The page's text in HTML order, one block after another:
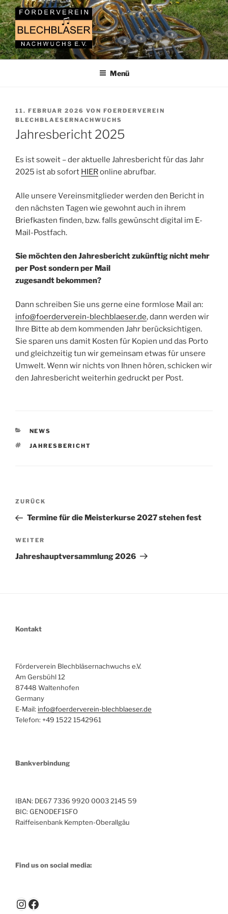
Zum
Inhalt
springen
FÖRDERVEREIN
BLECHBLÄSERNACHWUCHS
Gemeinnütziger Verein zur Förderung junger, talentierter
Menü
VERÖFFENTLICHT
AM
11. FEBRUAR 2026 VON FOERDERVEREIN
BLECHBLAESERNACHWUCHS
Jahresbericht 2025
Es ist soweit – der aktuelle Jahresbericht für das Jahr
2025 ist ab sofort HIERonline abrufbar.
Alle unsere Vereinsmitglieder werden den Bericht in
den nächsten Tagen wie gewohnt auch in ihrem
Briefkasten finden, bzw. falls gewünscht digital im E-
Mail-Postfach.
Sie möchten den Jahresbericht zukünftig nicht mehr
per Post sondern per Mail
zugesandt bekommen?
Dann schreiben Sie uns gerne eine formlose Mail an:
info@foerderverein-blechblaeser.de, dann werden wir
Ihre Bitte ab dem kommenden Jahr berücksichtigen.
Sie sparen uns damit Kosten für Kopien und das Porto
und gleichzeitig tun wir gemeinsam etwas für unsere
Umwelt. Wenn wir nichts von Ihnen hören, schicken wir
den Jahresbericht weiterhin gedruckt per Post.
KATEGORIEN
NEWS
SCHLAGWÖRTER
JAHRESBERICHT
Beitragsnavigation
Vorheriger
Beitrag
ZURÜCK
Termine für die Meisterkurse 2027 stehen fest
Nächster
Beitrag
WEITER
Jahreshauptversammlung 2026
Kontakt
Förderverein Blechbläsernachwuchs e.V.
Am Gersbühl 12
87448 Waltenhofen
Germany
E-Mail: info@foerderverein-blechblaeser.de
Telefon: +49 1522 1542961
Bankverbindung
IBAN: DE67 7336 9920 0003 2145 59
BIC: GENODEF1SFO
Raiffeisenbank Kempten-Oberallgäu
Find us on social media:
Instagram
Facebook